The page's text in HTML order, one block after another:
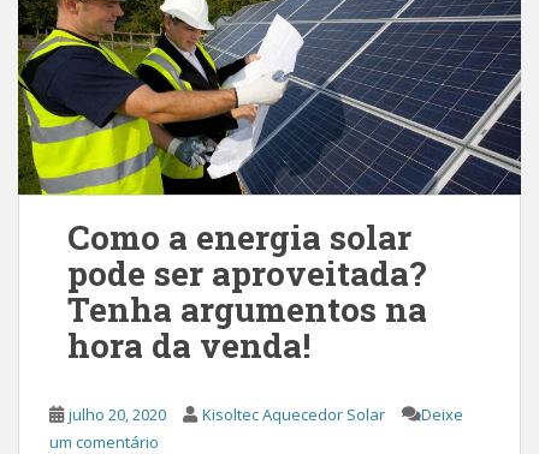
Como a energia solar
pode ser aproveitada?
Tenha argumentos na
hora da venda!
julho 20, 2020 Kisoltec Aquecedor Solar
Deixe
um comentário